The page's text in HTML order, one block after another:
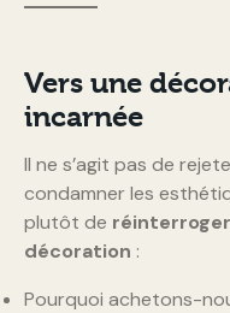
Vers une
incarnée
Il ne s’agit pas de
condamner les
plutôt de
décoration :
Pourquoi achetons-